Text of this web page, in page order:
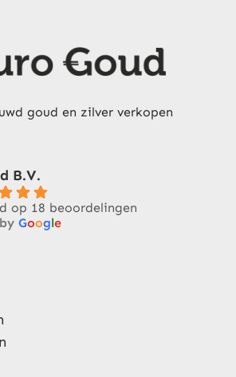
goud en zilver verkopen
B.V.
op 18 beoordelingen
Google